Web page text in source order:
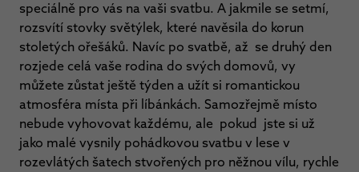
speciálně pro vás na vaši svatbu. A jakmile se setmí,
rozsvítí stovky světýlek, které navěsila do korun
stoletých ořešáků. Navíc po svatbě, až se druhý den
rozjede celá vaše rodina do svých domovů, vy
můžete zůstat ještě týden a užít si romantickou
atmosféra místa při líbánkách. Samozřejmě místo
nebude vyhovovat každému, ale pokud jste si už
jako malé vysnily pohádkovou svatbu v lese v
rozevlátých šatech stvořených pro něžnou vílu, rychle